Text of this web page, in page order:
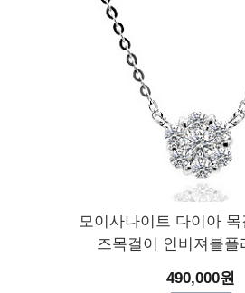
모이사나이트 다이아
즈목걸이 인비져블플
490,000원